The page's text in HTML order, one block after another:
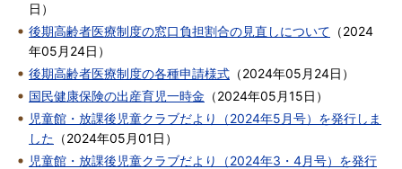
日 ）
後期高齢者医療制度の窓口負担割合の見直しについて （2024
年05月24日 ）
後期高齢者医療制度の各種申請様式 （2024年05月24日 ）
国民健康保険の出産育児一時金 （2024年05月15日 ）
児童館・放課後児童クラブだより（2024年5月号）を発行しま
した （2024年05月01日 ）
児童館・放課後児童クラブだより（2024年3・4月号）を発行